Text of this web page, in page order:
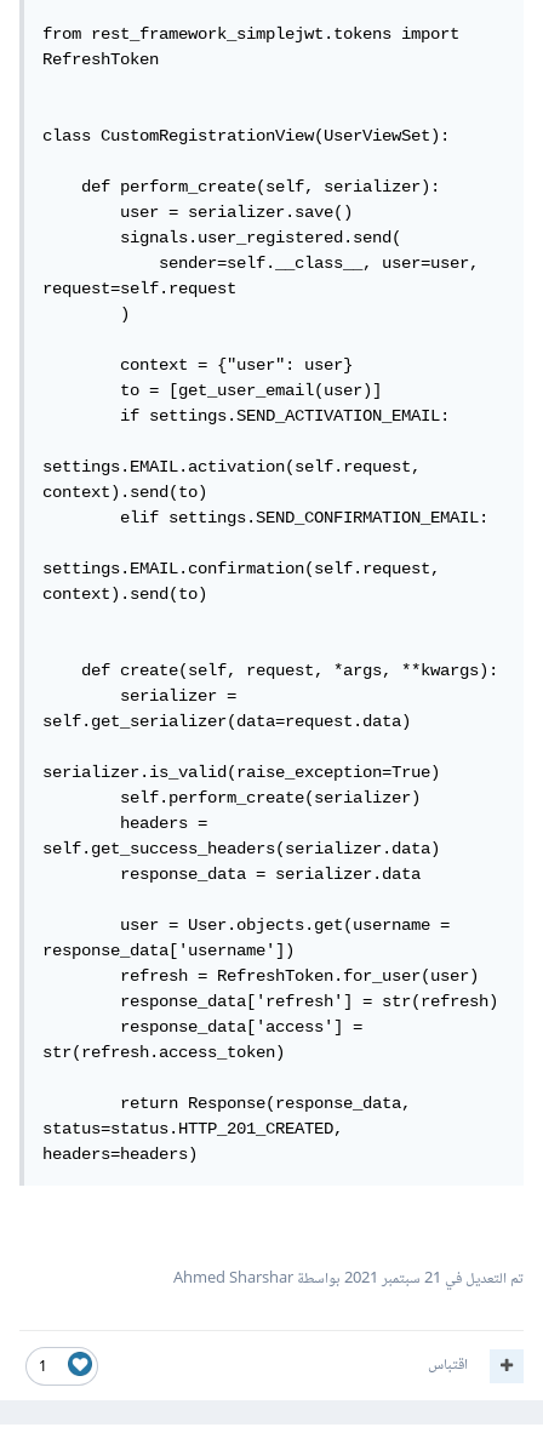
from rest_framework_simplejwt.tokens import
RefreshToken
class CustomRegistrationView(UserViewSet):
    def perform_create(self, serializer):
        user = serializer.save()
        signals.user_registered.send(
            sender=self.__class__, user=user,
request=self.request
        )
        context = {"user": user}
        to = [get_user_email(user)]
        if settings.SEND_ACTIVATION_EMAIL:
settings.EMAIL.activation(self.request,
context).send(to)
        elif settings.SEND_CONFIRMATION_EMAIL:
settings.EMAIL.confirmation(self.request,
context).send(to)
    def create(self, request, *args, **kwargs):
        serializer =
self.get_serializer(data=request.data)
serializer.is_valid(raise_exception=True)
        self.perform_create(serializer)
        headers =
self.get_success_headers(serializer.data)
        response_data = serializer.data
        user = User.objects.get(username =
response_data['username'])
        refresh = RefreshToken.for_user(user)
        response_data['refresh'] = str(refresh)
        response_data['access'] =
str(refresh.access_token)
        return Response(response_data,
status=status.HTTP_201_CREATED,
headers=headers)
تم التعديل في 21 سبتمبر 2021 بواسطة Ahmed Sharshar
1 اقتباس